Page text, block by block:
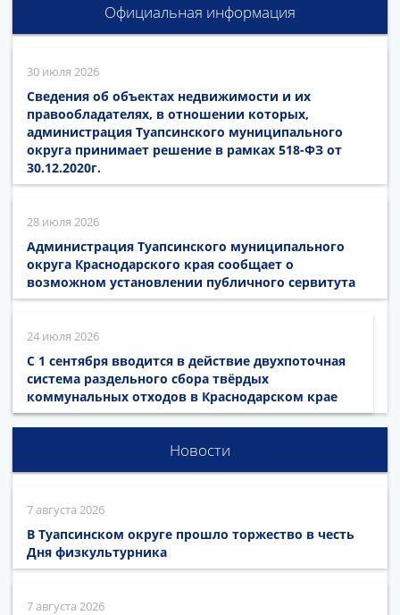
Официальная информация
30 июля 2026
Сведения об объектах недвижимости и их
правообладателях, в отношении которых,
администрация Туапсинского муниципального
округа принимает решение в рамках 518-ФЗ от
30.12.2020г.
28 июля 2026
Администрация Туапсинского муниципального
округа Краснодарского края сообщает о
возможном установлении публичного сервитута
24 июля 2026
С 1 сентября вводится в действие двухпоточная
система раздельного сбора твёрдых
коммунальных отходов в Краснодарском крае
Новости
7 августа 2026
В Туапсинском округе прошло торжество в честь
Дня физкультурника
7 августа 2026